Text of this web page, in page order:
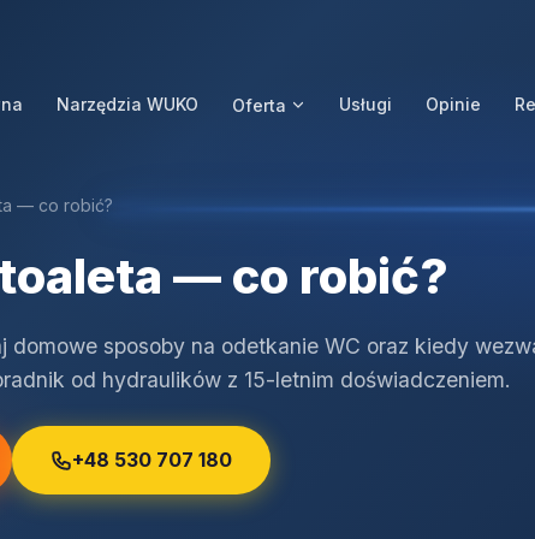
Narzędzia WUKO Oferta Usługi Opinie
— co robić?
— co robić?
domowe sposoby na odetkanie WC oraz kiedy
od hydraulików z 15-letnim doświadczeniem.
+48 530 707 180